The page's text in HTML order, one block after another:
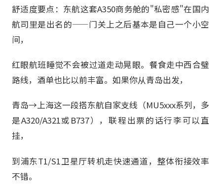
舒适度要点：东航这套A350商务舱的"私密感"在国内
航司里是出名的——门关上之后基本是自己一个小空
间，
红眼航班睡觉不会被过道走动晃眼。餐食走中西合璧
路线，酒单也比以前丰富。如果你从青岛出发，
青岛→上海这一段搭东航自家支线（MU5xxx系列，多
是A320/A321或B737），联程出票的话行李可以直
挂，
到浦东T1/S1卫星厅转机走快速通道，整体衔接效率
不错。